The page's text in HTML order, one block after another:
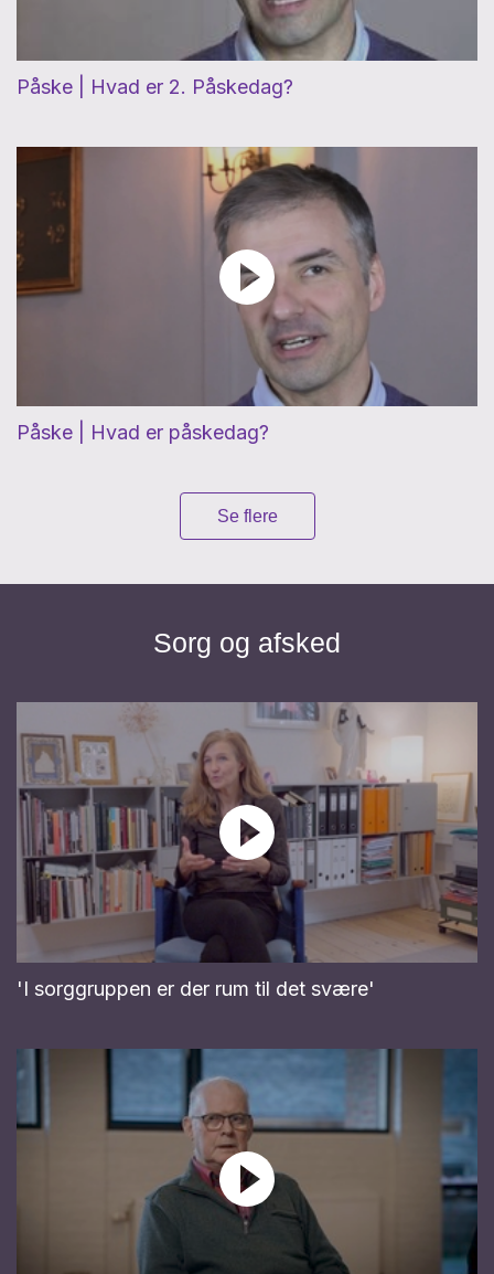
Påske | Hvad er 2. Påskedag?
Påske | Hvad er påskedag?
Se flere
Sorg og afsked
'I sorggruppen er der rum til det svære'